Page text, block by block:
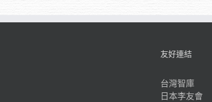
友好連結
台灣智庫
日本李友會